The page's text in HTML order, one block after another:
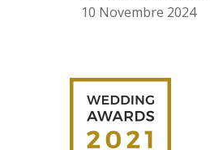
10 Novembre 2024